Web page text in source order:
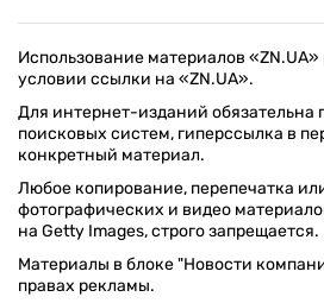
Использование материалов
условии ссылки на «ZN.UA».
Для интернет-изданий обязательна
поисковых систем, гиперссылка в
конкретный материал.
Любое копирование, перепечатка
фотографических и видео
на Getty Images, строго запрещается.
Материалы в блоке "Новости
правах рекламы.